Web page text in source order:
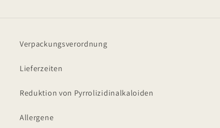
Verpackungsverordnung
Lieferzeiten
Reduktion von Pyrrolizidinalkaloiden
Allergene